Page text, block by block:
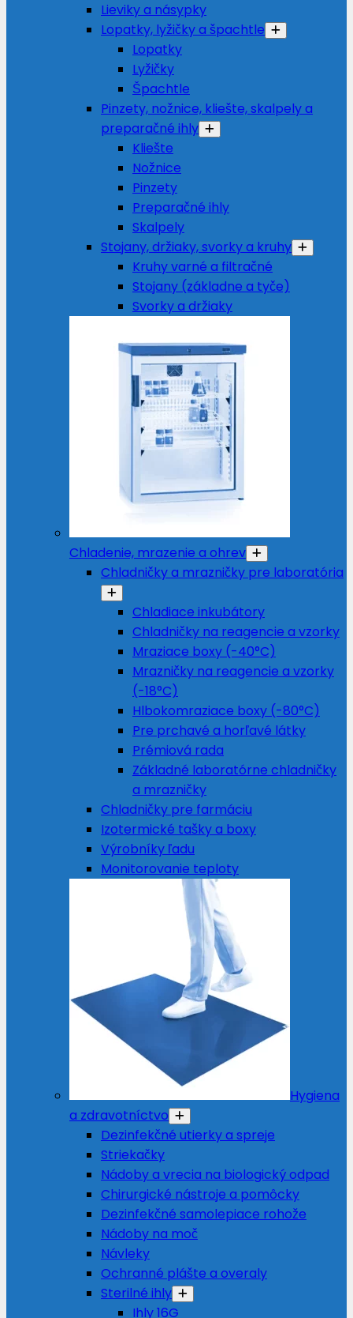
Lieviky a násypky
Lopatky, lyžičky a špachtle
Lopatky
Lyžičky
Špachtle
Pinzety, nožnice, kliešte, skalpely a
preparačné ihly
Kliešte
Nožnice
Pinzety
Preparačné ihly
Skalpely
Stojany, držiaky, svorky a kruhy
Kruhy varné a filtračné
Stojany (základne a tyče)
Svorky a držiaky
Chladenie, mrazenie a ohrev
Chladničky a mrazničky pre laboratória
Chladiace inkubátory
Chladničky na reagencie a vzorky
Mraziace boxy (-40°C)
Mrazničky na reagencie a vzorky
(-18°C)
Hlbokomraziace boxy (-80°C)
Pre prchavé a horľavé látky
Prémiová rada
Základné laboratórne chladničky
a mrazničky
Chladničky pre farmáciu
Izotermické tašky a boxy
Výrobníky ľadu
Monitorovanie teploty
Hygiena
a zdravotníctvo
Dezinfekčné utierky a spreje
Striekačky
Nádoby a vrecia na biologický odpad
Chirurgické nástroje a pomôcky
Dezinfekčné samolepiace rohože
Nádoby na moč
Návleky
Ochranné plášte a overaly
Sterilné ihly
Ihly 16G